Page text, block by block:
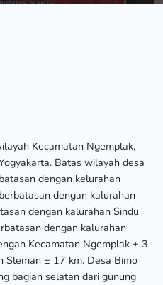
Kecamatan Ngemplak,
Batas wilayah desa
dengan kelurahan
dengan kalurahan
dengan kalurahan Sindu
dengan kalurahan
Kecamatan Ngemplak ± 3
Sleman ± 17 km. Desa Bimo
bagian selatan dari gunung